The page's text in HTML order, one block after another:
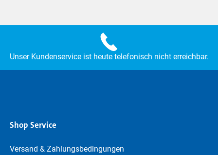
Unser Kundenservice ist heute telefonisch nicht erreichbar.
Shop Service
Versand & Zahlungsbedingungen